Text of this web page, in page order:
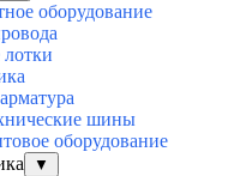
оборудование
шины
оборудование
▼